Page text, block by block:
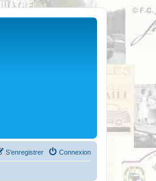
Connexion
S’enregistrer